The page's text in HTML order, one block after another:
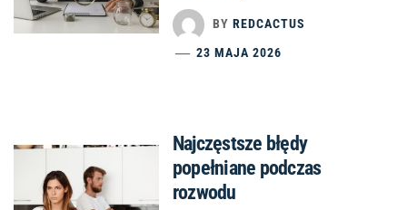
BY REDCACTUS
23 MAJA 2026
Najczęstsze błędy
popełniane podczas
rozwodu